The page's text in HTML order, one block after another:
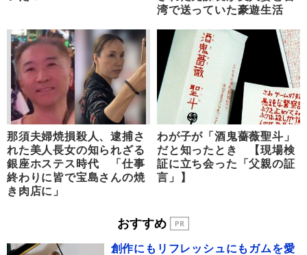
湾で送っていた豪遊生活
那須夫婦焼損殺人、逮捕さ
れた美人長女の知られざる
銀座ホステス時代 「仕事
終わりに皆で宝島さんの焼
き肉店に」
わが子が「酒鬼薔薇聖斗」
だと知ったとき 【現場検
証に立ち会った「父親の証
言」】
おすすめ
創作にもリフレッシュにもガムを愛